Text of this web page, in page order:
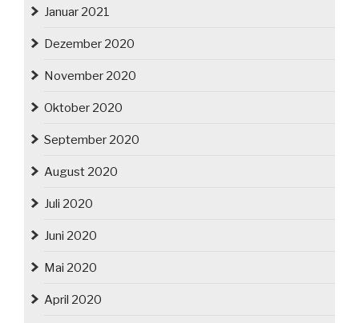
Januar 2021
Dezember 2020
November 2020
Oktober 2020
September 2020
August 2020
Juli 2020
Juni 2020
Mai 2020
April 2020